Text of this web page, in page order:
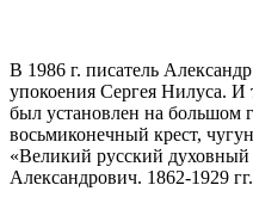
В 1986 г. писатель
упокоения Сергея Нилуса. И
был установлен на большом
восьмиконечный крест,
«Великий русский
Александрович. 1862-1929 гг.